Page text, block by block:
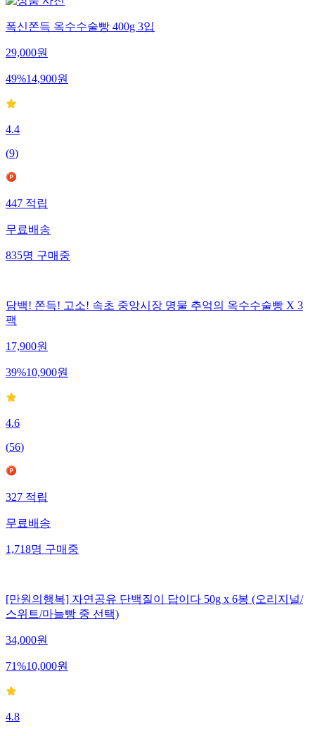
폭신쫀득 옥수수술빵 400g 3입
29,000원
49%14,900원
4.4
(9)
447적립
무료배송
835명구매중
담백! 쫀득! 고소! 속초 중앙시장 명물 추억의 옥수수술빵 X 3
팩
17,900원
39%10,900원
4.6
(56)
327적립
무료배송
1,718명구매중
[만원의행복] 자연공유 단백질이 답이다 50g x 6봉 (오리지널/
스위트/마늘빵 중 선택)
34,000원
71%10,000원
4.8